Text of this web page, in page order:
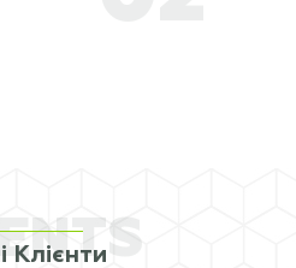
Клієнти